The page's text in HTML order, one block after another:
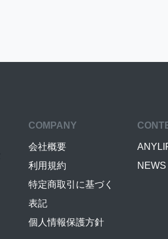
COMPANY
会社概要
利用規約
特定商取引に基づく
表記
個人情報保護方針
NEWS